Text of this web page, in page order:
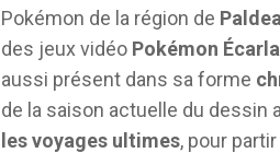
Pokémon de la région de Paldea
des jeux vidéo Pokémon
aussi présent dans sa forme
de la saison actuelle du dessin
les voyages ultimes, pour